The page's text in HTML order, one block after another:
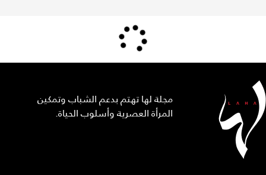
مجلة لها تهتم بدعم الشباب وتمكين
المرأة العصرية وأسلوب الحياة.